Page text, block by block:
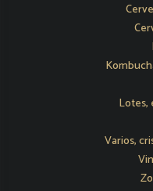
Lotes,
Varios,